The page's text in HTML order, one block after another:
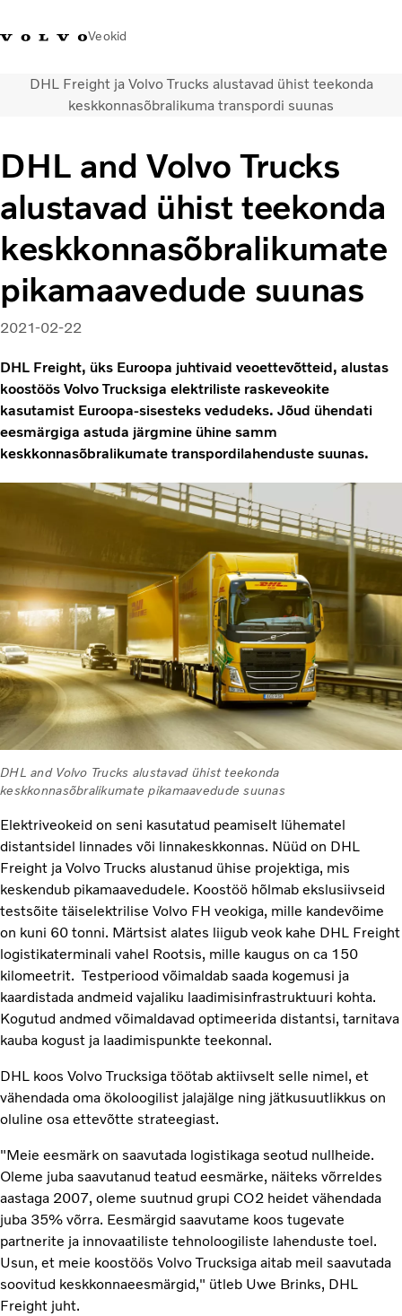
Veokid
+372 671
Volvo Action
Service
Volvo Merchandise
pood
Sisselogimine
Transpordilahendused
Teenused
KONTAKTID & ESINDUSED
Uudised
Meist
Kampaaniad
DHL Freight ja Volvo Trucks alustavad ühist teekonda
keskkonnasõbralikuma transpordi suunas
DHL and Volvo Trucks
alustavad ühist teekonda
keskkonnasõbralikumate
pikamaavedude suunas
2021-02-22
DHL Freight, üks Euroopa juhtivaid veoettevõtteid, alustas
koostöös Volvo Trucksiga elektriliste raskeveokite
kasutamist Euroopa-sisesteks vedudeks. Jõud ühendati
eesmärgiga astuda järgmine ühine samm
keskkonnasõbralikumate transpordilahenduste suunas.
DHL and Volvo Trucks alustavad ühist teekonda
keskkonnasõbralikumate pikamaavedude suunas
Elektriveokeid on seni kasutatud peamiselt lühematel
distantsidel linnades või linnakeskkonnas. Nüüd on DHL
Freight ja Volvo Trucks alustanud ühise projektiga, mis
keskendub pikamaavedudele. Koostöö hõlmab ekslusiivseid
testsõite täiselektrilise Volvo FH veokiga, mille kandevõime
on kuni 60 tonni. Märtsist alates liigub veok kahe DHL Freight
logistikaterminali vahel Rootsis, mille kaugus on ca 150
kilomeetrit. Testperiood võimaldab saada kogemusi ja
kaardistada andmeid vajaliku laadimisinfrastruktuuri kohta.
Kogutud andmed võimaldavad optimeerida distantsi, tarnitava
kauba kogust ja laadimispunkte teekonnal.
DHL koos Volvo Trucksiga töötab aktiivselt selle nimel, et
vähendada oma ökoloogilist jalajälge ning jätkusuutlikkus on
oluline osa ettevõtte strateegiast.
"Meie eesmärk on saavutada logistikaga seotud nullheide.
Oleme juba saavutanud teatud eesmärke, näiteks võrreldes
aastaga 2007, oleme suutnud grupi CO2 heidet vähendada
juba 35% võrra. Eesmärgid saavutame koos tugevate
partnerite ja innovaatiliste tehnoloogiliste lahenduste toel.
Usun, et meie koostöös Volvo Trucksiga aitab meil saavutada
soovitud keskkonnaeesmärgid," ütleb Uwe Brinks, DHL
Freight juht.